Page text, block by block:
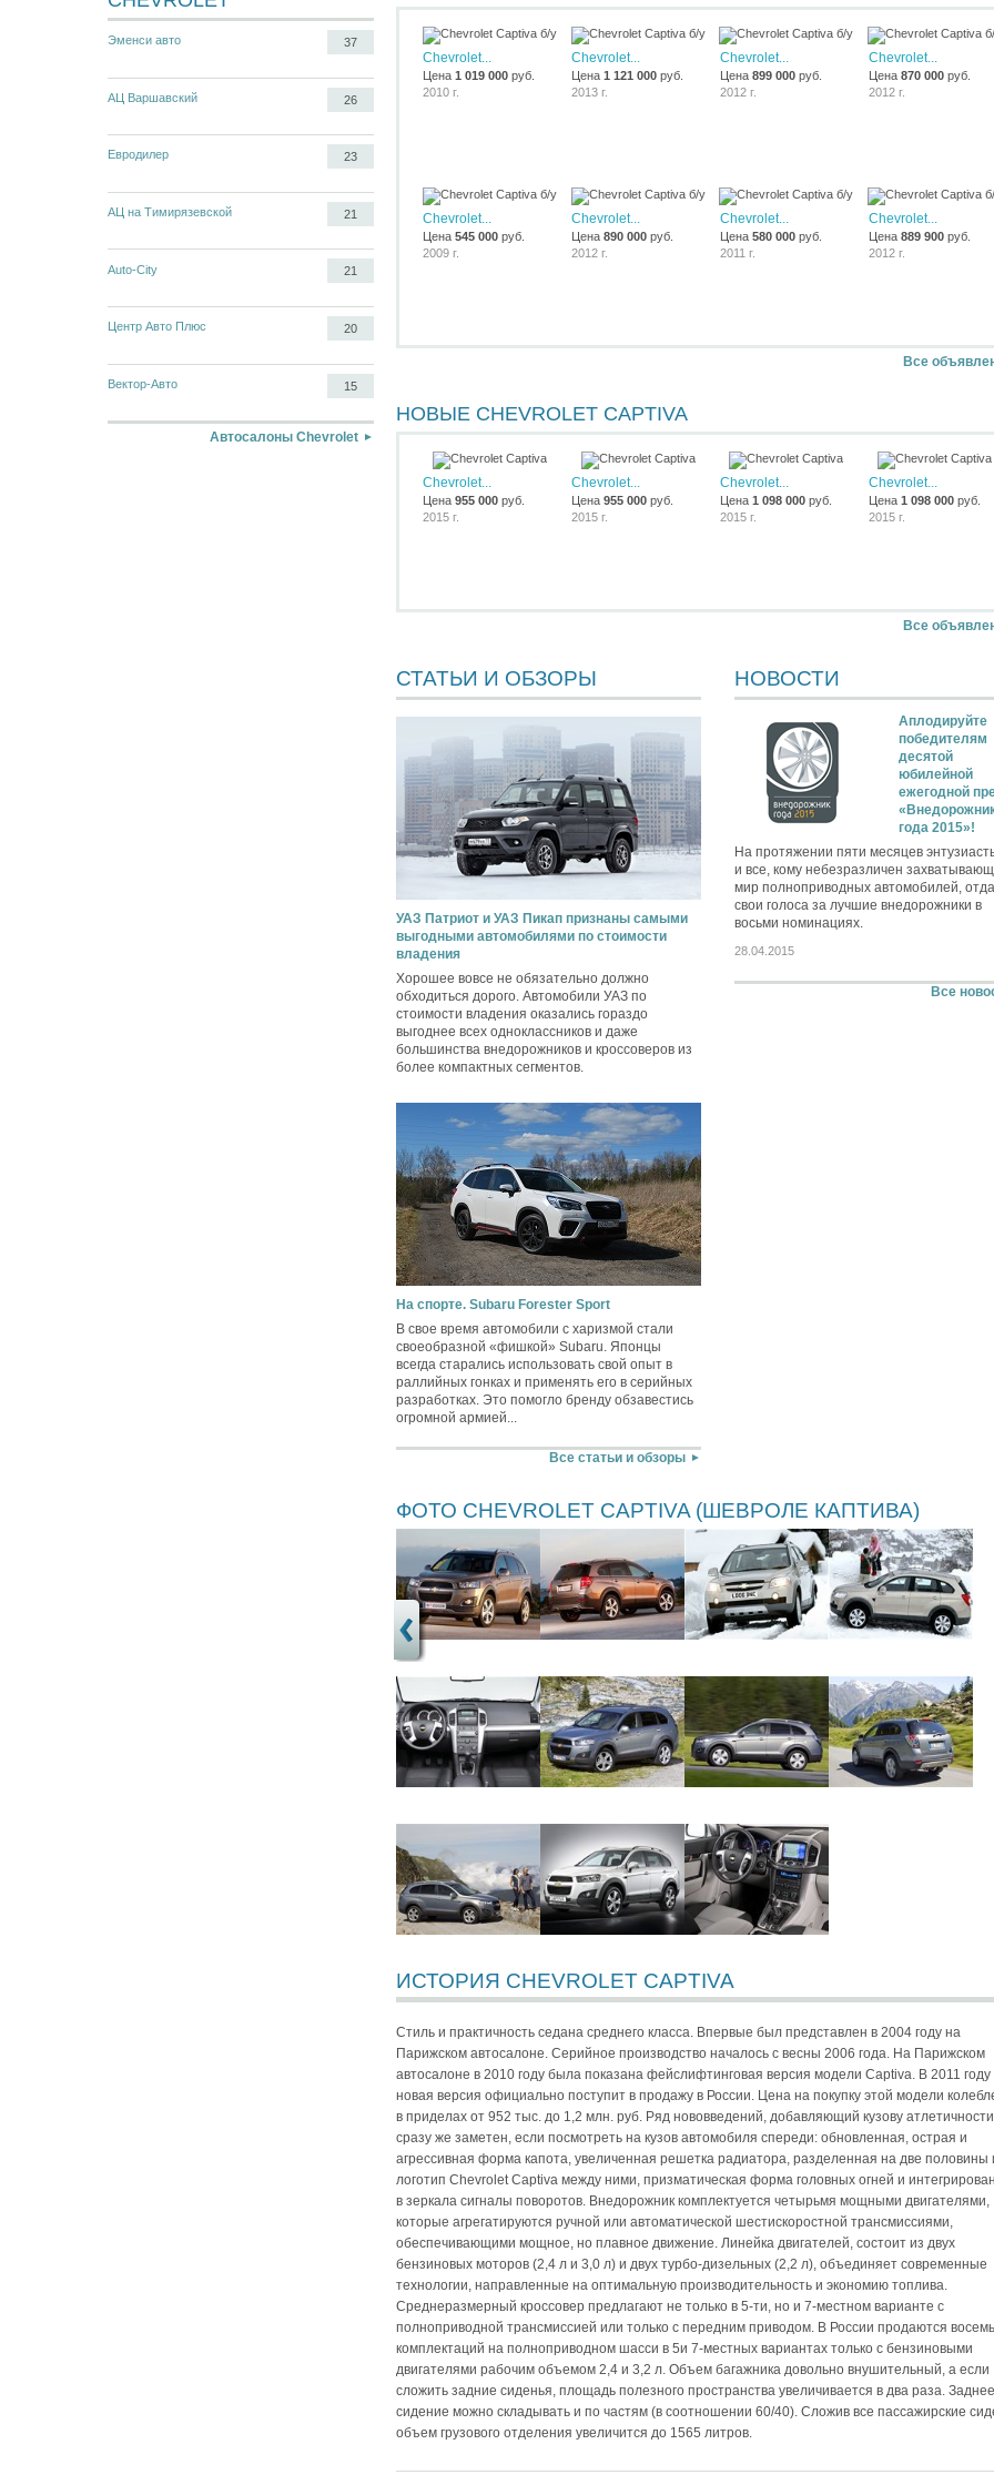
Эменси авто 37
АЦ Варшавский 26
Евродилер 23
АЦ на Тимирязевской 21
Auto-City 21
Центр Авто Плюс 20
Вектор-Авто 15
Автосалоны Chevrolet
Chevrolet...
Цена1 019 000 руб.
2010 г.
Chevrolet...
Цена1 121 000 руб.
2013 г.
Chevrolet...
Цена 899 000руб.
2012 г.
Chevrolet...
Цена 870 000руб.
2012 г.
Chevrolet...
Цена545 000 руб.
2009 г.
Chevrolet...
Цена890 000 руб.
2012 г.
Chevrolet...
Цена 580 000руб.
2011 г.
Chevrolet...
Цена 889 900руб.
2012 г.
Все
НОВЫЕ CHEVROLET CAPTIVA
Chevrolet...
Цена955 000 руб.
2015 г.
Chevrolet...
Цена955 000 руб.
2015 г.
Chevrolet...
Цена 1 098 000руб.
2015 г.
Chevrolet...
Цена 1 098 000руб.
2015 г.
Все
СТАТЬИ И ОБЗОРЫ
УАЗ Патриот и УАЗ Пикап признаны самыми
выгодными автомобилями по стоимости
владения
Хорошее вовсе не обязательно должно
обходиться дорого. Автомобили УАЗ по
стоимости владения оказались гораздо
выгоднее всех одноклассников и даже
большинства внедорожников и кроссоверов из
более компактных сегментов.
На спорте. Subaru Forester Sport
В свое время автомобили с харизмой стали
своеобразной «фишкой» Subaru. Японцы
всегда старались использовать свой опыт в
раллийных гонках и применять его в серийных
разработках. Это помогло бренду обзавестись
огромной армией...
Все статьи и обзоры
НОВОСТИ
Аплодируйте
победителям
десятой
юбилейной
ежегодной
года 2015»!
На протяжении пяти месяцев
и все, кому небезразличен
мир полноприводных автомобилей,
свои голоса за лучшие внедорожники в
восьми номинациях.
28.04.2015
Все
ФОТО CHEVROLET CAPTIVA (ШЕВРОЛЕ КАПТИВА)
ИСТОРИЯ CHEVROLET CAPTIVA
Стиль и практичность седана среднего класса. Впервые был представлен в 2004 году на
Парижском автосалоне. Серийное производство началось с весны 2006 года. На Парижском
автосалоне в 2010 году была показана фейслифтинговая версия модели Captiva. В 2011 году
новая версия официально поступит в продажу в России. Цена на покупку этой модели
в приделах от 952 тыс. до 1,2 млн. руб. Ряд нововведений, добавляющий кузову
сразу же заметен, если посмотреть на кузов автомобиля спереди: обновленная, острая и
агрессивная форма капота, увеличенная решетка радиатора, разделенная на две половины
логотип Chevrolet Captiva между ними, призматическая форма головных огней и
в зеркала сигналы поворотов. Внедорожник комплектуется четырьмя мощными двигателями,
которые агрегатируются ручной или автоматической шестискоростной трансмиссиями,
обеспечивающими мощное, но плавное движение. Линейка двигателей, состоит из двух
бензиновых моторов (2,4 л и 3,0 л) и двух турбо-дизельных (2,2 л), объединяет современные
технологии, направленные на оптимальную производительность и экономию топлива.
Среднеразмерный кроссовер предлагают не только в 5-ти, но и 7-местном варианте с
полноприводной трансмиссией или только с передним приводом. В России продаются восемь
комплектаций на полноприводном шасси в 5и 7-местных вариантах только с бензиновыми
двигателями рабочим объемом 2,4 и 3,2 л. Объем багажника довольно внушительный, а если
сложить задние сиденья, площадь полезного пространства увеличивается в два раза. Заднее
сидение можно складывать и по частям (в соотношении 60/40). Сложив все пассажирские
объем грузового отделения увеличится до 1565 литров.